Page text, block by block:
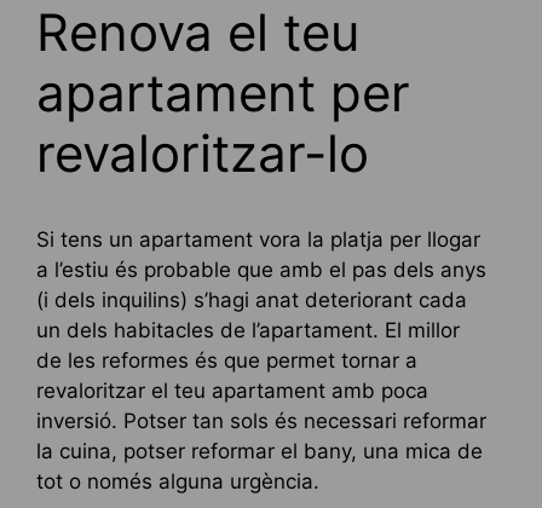
Renova el teu
apartament per
revaloritzar-lo
Si tens un apartament vora la platja per llogar
a l’estiu és probable que amb el pas dels anys
(i dels inquilins) s’hagi anat deteriorant cada
un dels habitacles de l’apartament. El millor
de les reformes és que permet tornar a
revaloritzar el teu apartament amb poca
inversió. Potser tan sols és necessari reformar
la cuina, potser reformar el bany, una mica de
tot o només alguna urgència.